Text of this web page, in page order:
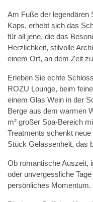
Am Fuße der legendären
Kaps, erhebt sich das
für all jene, die das
Herzlichkeit, stilvolle
einem Ort, an dem Zeit
Erleben Sie echte
ROZU Lounge, beim
einem Glas Wein in der
Berge aus dem warmen
m² großer Spa-Bereich
Treatments schenkt
Stück Gelassenheit, das
Ob romantische Auszeit,
oder unvergessliche
persönliches Momentum.